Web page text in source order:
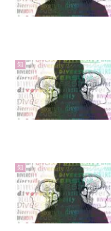
知
知